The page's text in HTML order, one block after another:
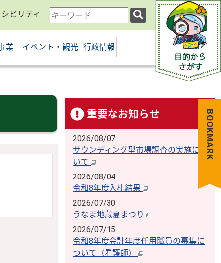
ビリティ
検
索
ー
業 イベント・観光 行政情報
重要なお知らせ
2026/08/07
サウンディング型市場調査の実施につ
いて
2026/08/04
令和8年度入札結果
2026/07/30
うなま地蔵夏まつり
2026/07/15
令和8年度会計年度任用職員の募集に
ついて（看護師）
BOOKMARK